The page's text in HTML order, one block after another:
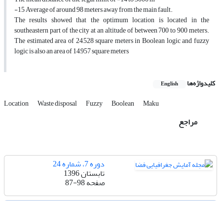
-15 Average of around 98 meters away from the main fault.
The results showed that the optimum location is located in the
southeastern part of the city at an altitude of between 700 to 900 meters.
The estimated area of 24,528 square meters in Boolean logic and fuzzy
logic is also an area of 14,957 square meters
کلیدواژه‌ها English
Location Waste disposal Fuzzy Boolean Maku
مراجع
دوره 7، شماره 24
تابستان 1396
صفحه87-98